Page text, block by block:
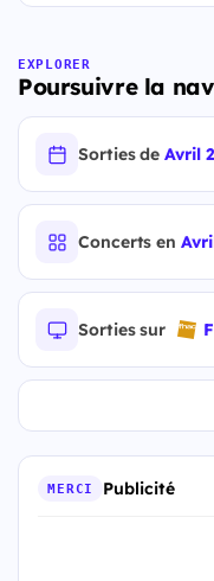
EXPLORER
Poursuivre la
Sorties deAvril
Concerts en
Sorties sur
MERCI Publicité